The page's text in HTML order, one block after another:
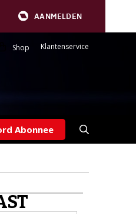
AANMELDEN
Shop Klantenservice
Abonnee